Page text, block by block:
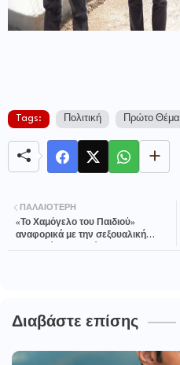
Tags: Πολιτική Πρώτο Θέμα
ΠΑΛΑΙΌΤΕΡΗ
«Το Χαμόγελο του Παιδιού»
αναφορικά με την σεξουαλική
Διαβάστε επίσης